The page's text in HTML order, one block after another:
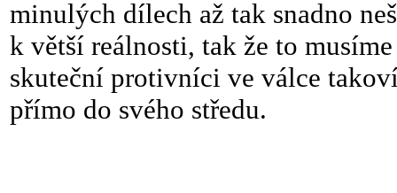
minulých dílech až tak snadno
k větší reálnosti, tak že to
skuteční protivníci ve válce
přímo do svého středu.